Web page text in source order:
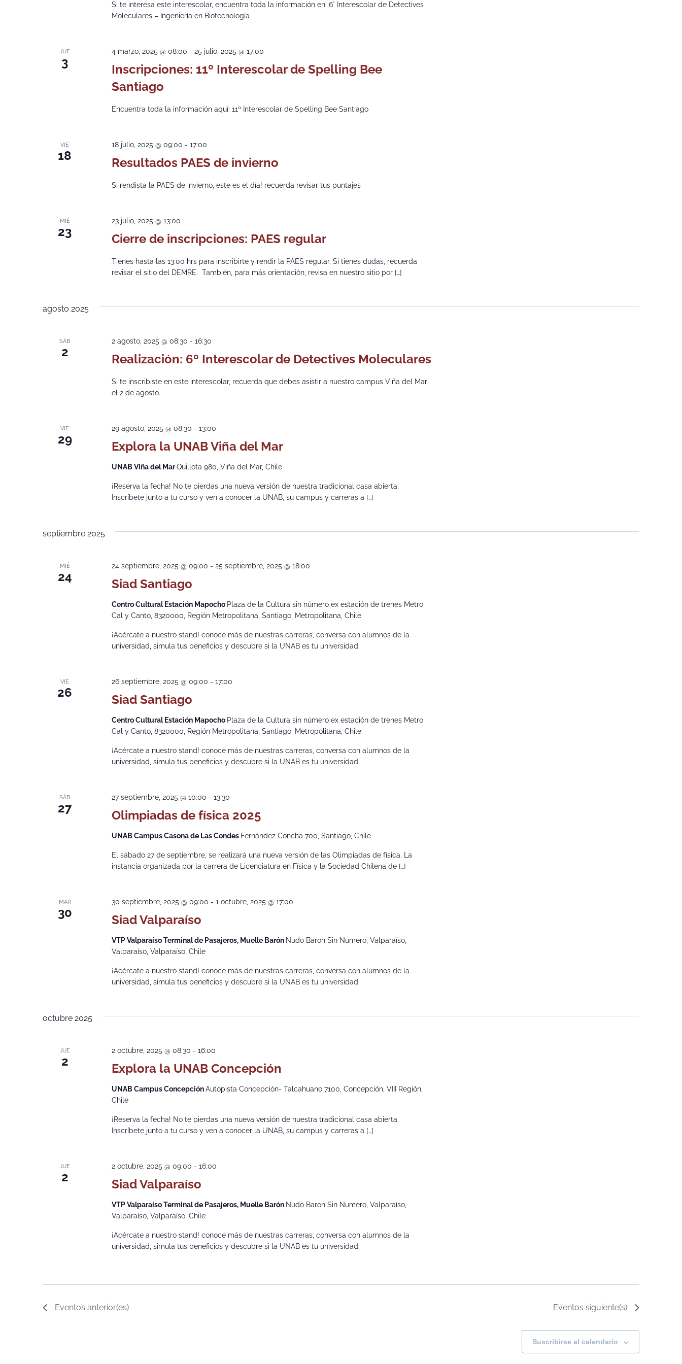
Si te interesa este interescolar, encuentra toda la información en: 6° Interescolar de Detectives
Moleculares – Ingeniería en Biotecnología
JUE
3
Inscripciones: 11º Interescolar de Spelling Bee
Santiago
4 marzo, 2025 @ 08:00 - 25 julio, 2025 @ 17:00
Encuentra toda la información aquí: 11º Interescolar de Spelling Bee Santiago
VIE
18 Resultados PAES de invierno
18 julio, 2025 @ 09:00 - 17:00
Si rendista la PAES de invierno, este es el día! recuerda revisar tus puntajes
MIÉ
23 Cierre de inscripciones: PAES regular
23 julio, 2025 @ 13:00
Tienes hasta las 13:00 hrs para inscribirte y rendir la PAES regular. Si tienes dudas, recuerda
revisar el sitio del DEMRE. También, para más orientación, revisa en nuestro sitio por […]
agosto 2025
SÁB
2 Realización: 6º Interescolar de Detectives Moleculares
2 agosto, 2025 @ 08:30 - 16:30
Si te inscribiste en este interescolar, recuerda que debes asistir a nuestro campus Viña del Mar
el 2 de agosto.
VIE
29 Explora la UNAB Viña del Mar
29 agosto, 2025 @ 08:30 - 13:00
UNAB Viña del MarQuillota 980, Viña del Mar, Chile
¡Reserva la fecha! No te pierdas una nueva versión de nuestra tradicional casa abierta.
Inscríbete junto a tu curso y ven a conocer la UNAB, su campus y carreras a […]
septiembre 2025
MIÉ
24 Siad Santiago
24 septiembre, 2025 @ 09:00 - 25 septiembre, 2025 @ 18:00
Centro Cultural Estación Mapocho Plaza de la Cultura sin número ex estación de trenes Metro
Cal y Canto, 8320000, Región Metropolitana, Santiago, Metropolitana, Chile
¡Acércate a nuestro stand! conoce más de nuestras carreras, conversa con alumnos de la
universidad, simula tus beneficios y descubre si la UNAB es tu universidad.
VIE
26 Siad Santiago
26 septiembre, 2025 @ 09:00 - 17:00
Centro Cultural Estación Mapocho Plaza de la Cultura sin número ex estación de trenes Metro
Cal y Canto, 8320000, Región Metropolitana, Santiago, Metropolitana, Chile
¡Acércate a nuestro stand! conoce más de nuestras carreras, conversa con alumnos de la
universidad, simula tus beneficios y descubre si la UNAB es tu universidad.
SÁB
27 Olimpiadas de física 2025
27 septiembre, 2025 @ 10:00 - 13:30
UNAB Campus Casona de Las Condes Fernández Concha 700, Santiago, Chile
El sábado 27 de septiembre, se realizará una nueva versión de las Olimpiadas de física. La
instancia organizada por la carrera de Licenciatura en Física y la Sociedad Chilena de […]
MAR
30 Siad Valparaíso
30 septiembre, 2025 @ 09:00 - 1 octubre, 2025 @ 17:00
VTP Valparaíso Terminal de Pasajeros, Muelle Barón Nudo Baron Sin Numero, Valparaíso,
Valparaíso, Valparaíso, Chile
¡Acércate a nuestro stand! conoce más de nuestras carreras, conversa con alumnos de la
universidad, simula tus beneficios y descubre si la UNAB es tu universidad.
octubre 2025
JUE
2 Explora la UNAB Concepción
2 octubre, 2025 @ 08:30 - 16:00
UNAB Campus ConcepciónAutopista Concepción- Talcahuano 7100, Concepción, VIII Región,
Chile
¡Reserva la fecha! No te pierdas una nueva versión de nuestra tradicional casa abierta.
Inscríbete junto a tu curso y ven a conocer la UNAB, su campus y carreras a […]
JUE
2 Siad Valparaíso
2 octubre, 2025 @ 09:00 - 16:00
VTP Valparaíso Terminal de Pasajeros, Muelle Barón Nudo Baron Sin Numero, Valparaíso,
Valparaíso, Valparaíso, Chile
¡Acércate a nuestro stand! conoce más de nuestras carreras, conversa con alumnos de la
universidad, simula tus beneficios y descubre si la UNAB es tu universidad.
Eventos anterior(es) Eventos siguiente(s)
Suscribirse al calendario